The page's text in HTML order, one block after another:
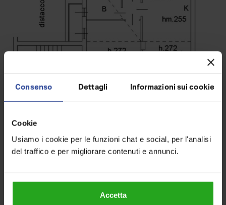
Consenso Dettagli Informazioni sui cookie
Cookie
Usiamo i cookie per le funzioni chat e social, per l'analisi
del traffico e per migliorare contenuti e annunci.
Accetta